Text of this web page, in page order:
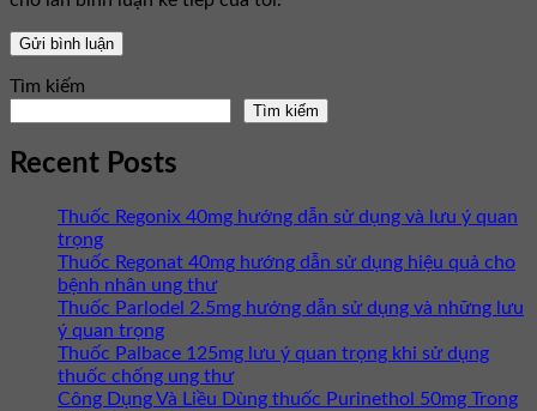
Tìm kiếm
Tìm kiếm
Recent Posts
Thuốc Regonix 40mg hướng dẫn sử dụng và lưu ý quan
trọng
Thuốc Regonat 40mg hướng dẫn sử dụng hiệu quả cho
bệnh nhân ung thư
Thuốc Parlodel 2.5mg hướng dẫn sử dụng và những lưu
ý quan trọng
Thuốc Palbace 125mg lưu ý quan trọng khi sử dụng
thuốc chống ung thư
Công Dụng Và Liều Dùng thuốc Purinethol 50mg Trong